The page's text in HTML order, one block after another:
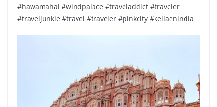
#hawamahal #windpalace #traveladdict #traveler
#traveljunkie #travel #traveler #pinkcity #keilaenindia